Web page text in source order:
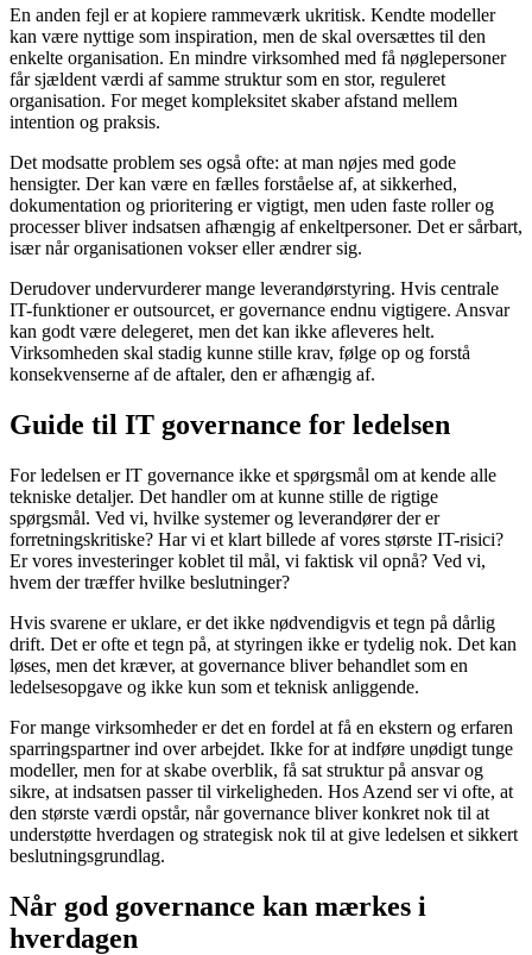
En anden fejl er at kopiere rammeværk ukritisk. Kendte modeller
kan være nyttige som inspiration, men de skal oversættes til den
enkelte organisation. En mindre virksomhed med få nøglepersoner
får sjældent værdi af samme struktur som en stor, reguleret
organisation. For meget kompleksitet skaber afstand mellem
intention og praksis.
Det modsatte problem ses også ofte: at man nøjes med gode
hensigter. Der kan være en fælles forståelse af, at sikkerhed,
dokumentation og prioritering er vigtigt, men uden faste roller og
processer bliver indsatsen afhængig af enkeltpersoner. Det er sårbart,
især når organisationen vokser eller ændrer sig.
Derudover undervurderer mange leverandørstyring. Hvis centrale
IT-funktioner er outsourcet, er governance endnu vigtigere. Ansvar
kan godt være delegeret, men det kan ikke afleveres helt.
Virksomheden skal stadig kunne stille krav, følge op og forstå
konsekvenserne af de aftaler, den er afhængig af.
Guide til IT governance for ledelsen
For ledelsen er IT governance ikke et spørgsmål om at kende alle
tekniske detaljer. Det handler om at kunne stille de rigtige
spørgsmål. Ved vi, hvilke systemer og leverandører der er
forretningskritiske? Har vi et klart billede af vores største IT-risici?
Er vores investeringer koblet til mål, vi faktisk vil opnå? Ved vi,
hvem der træffer hvilke beslutninger?
Hvis svarene er uklare, er det ikke nødvendigvis et tegn på dårlig
drift. Det er ofte et tegn på, at styringen ikke er tydelig nok. Det kan
løses, men det kræver, at governance bliver behandlet som en
ledelsesopgave og ikke kun som et teknisk anliggende.
For mange virksomheder er det en fordel at få en ekstern og erfaren
sparringspartner ind over arbejdet. Ikke for at indføre unødigt tunge
modeller, men for at skabe overblik, få sat struktur på ansvar og
sikre, at indsatsen passer til virkeligheden. Hos Azend ser vi ofte, at
den største værdi opstår, når governance bliver konkret nok til at
understøtte hverdagen og strategisk nok til at give ledelsen et sikkert
beslutningsgrundlag.
Når god governance kan mærkes i
hverdagen